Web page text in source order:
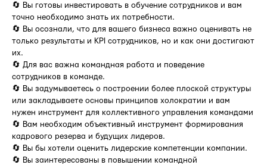
🔄 Вы готовы инвестировать в обучение сотрудников и вам
точно необходимо знать их потребности.
🔄 Вы осознали, что для вашего бизнеса важно оценивать не
только результаты и KPI сотрудников, но и как они достигают
их.
🔄 Для вас важна командная работа и поведение
сотрудников в команде.
🔄 Вы задумываетесь о построении более плоской структуры
или закладываете основы принципов холократии и вам
нужен инструмент для коллективного управления командами
🔄 Вам необходим объективный инструмент формирования
кадрового резерва и будущих лидеров.
🔄 Вы бы хотели оценить лидерские компетенции компании.
🔄 Вы заинтересованы в повышении командной